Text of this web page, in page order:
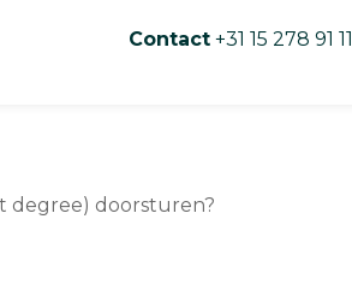
Contact +31 15 278 91 11
degree) doorsturen?